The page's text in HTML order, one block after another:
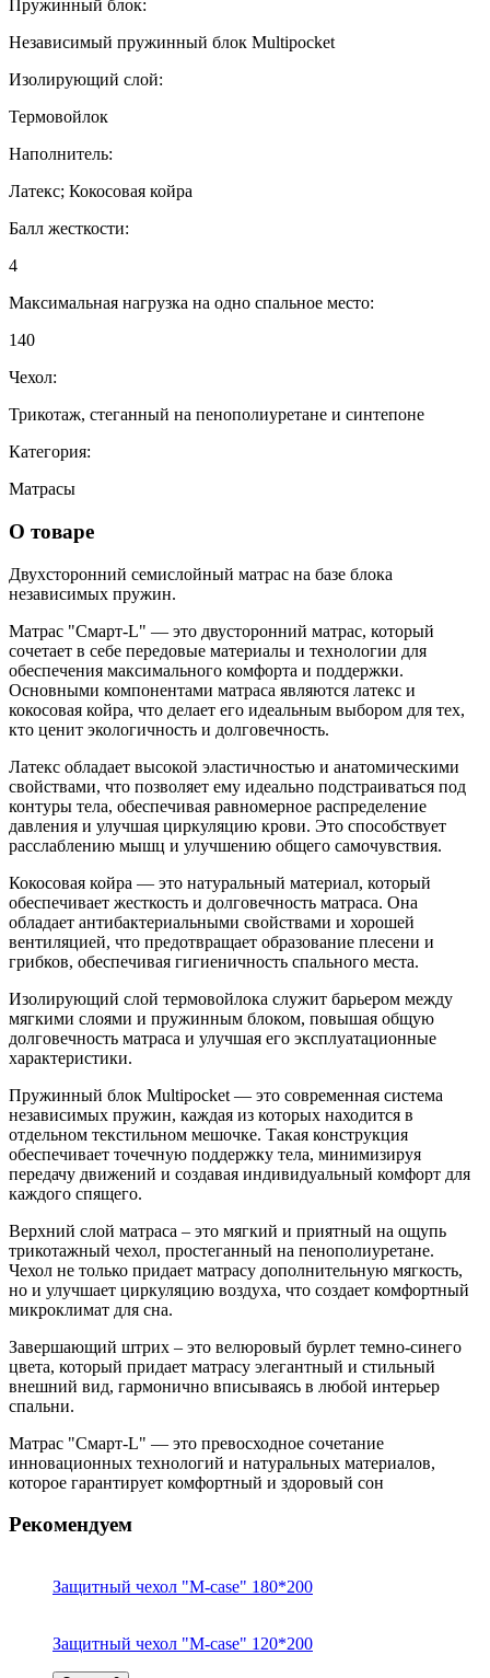
Пружинный блок:
Независимый пружинный блок Multipocket
Изолирующий слой:
Термовойлок
Наполнитель:
Латекс; Кокосовая койра
Балл жесткости:
4
Максимальная нагрузка на одно спальное место:
140
Чехол:
Трикотаж, стеганный на пенополиуретане и синтепоне
Категория:
Матрасы
О товаре
Двухсторонний семислойный матрас на базе блока
независимых пружин.
Матрас "Смарт-L" — это двусторонний матрас, который
сочетает в себе передовые материалы и технологии для
обеспечения максимального комфорта и поддержки.
Основными компонентами матраса являются латекс и
кокосовая койра, что делает его идеальным выбором для тех,
кто ценит экологичность и долговечность.
Латекс обладает высокой эластичностью и анатомическими
свойствами, что позволяет ему идеально подстраиваться под
контуры тела, обеспечивая равномерное распределение
давления и улучшая циркуляцию крови. Это способствует
расслаблению мышц и улучшению общего самочувствия.
Кокосовая койра — это натуральный материал, который
обеспечивает жесткость и долговечность матраса. Она
обладает антибактериальными свойствами и хорошей
вентиляцией, что предотвращает образование плесени и
грибков, обеспечивая гигиеничность спального места.
Изолирующий слой термовойлока служит барьером между
мягкими слоями и пружинным блоком, повышая общую
долговечность матраса и улучшая его эксплуатационные
характеристики.
Пружинный блок Multipocket — это современная система
независимых пружин, каждая из которых находится в
отдельном текстильном мешочке. Такая конструкция
обеспечивает точечную поддержку тела, минимизируя
передачу движений и создавая индивидуальный комфорт для
каждого спящего.
Верхний слой матраса – это мягкий и приятный на ощупь
трикотажный чехол, простеганный на пенополиуретане.
Чехол не только придает матрасу дополнительную мягкость,
но и улучшает циркуляцию воздуха, что создает комфортный
микроклимат для сна.
Завершающий штрих – это велюровый бурлет темно-синего
цвета, который придает матрасу элегантный и стильный
внешний вид, гармонично вписываясь в любой интерьер
спальни.
Матрас "Смарт-L" — это превосходное сочетание
инновационных технологий и натуральных материалов,
которое гарантирует комфортный и здоровый сон
Рекомендуем
Защитный чехол "M-case" 180*200
Защитный чехол "M-case" 120*200